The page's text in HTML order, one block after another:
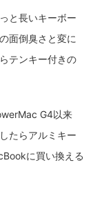
と長いキーボー
面倒臭さと変に
テンキー付きの
G4以来
たらアルミキー
に買い換える